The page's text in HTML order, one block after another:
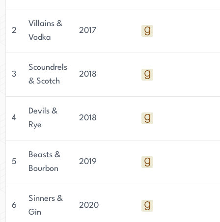
2
Villains &
Vodka
2017
3
Scoundrels
& Scotch
2018
4
Devils &
Rye
2018
5
Beasts &
Bourbon
2019
6
Sinners &
Gin
2020